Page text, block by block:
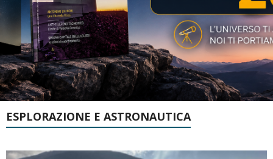
ESPLORAZIONE E ASTRONAUTICA